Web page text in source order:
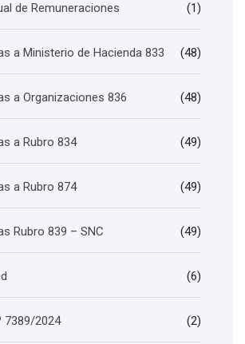
de Remuneraciones (1)
a Ministerio de Hacienda 833 (48)
a Organizaciones 836 (48)
a Rubro 834 (49)
a Rubro 874 (49)
Rubro 839 – SNC (49)
(6)
7389/2024 (2)